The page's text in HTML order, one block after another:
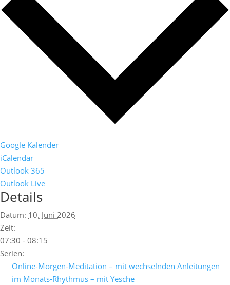
Google Kalender
iCalendar
Outlook 365
Outlook Live
Details
Datum: 10. Juni 2026
Zeit:
07:30 - 08:15
Serien:
Online-Morgen-Meditation – mit wechselnden Anleitungen
im Monats-Rhythmus – mit Yesche